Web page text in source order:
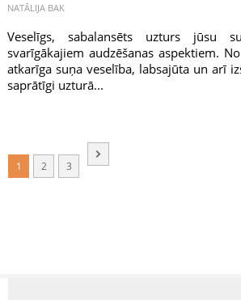
NATĀLIJA BAK
Veselīgs, sabalansēts uzturs jūsu
svarīgākajiem audzēšanas aspektiem.
atkarīga suņa veselība, labsajūta un arī
saprātīgi uzturā...
1 2 3